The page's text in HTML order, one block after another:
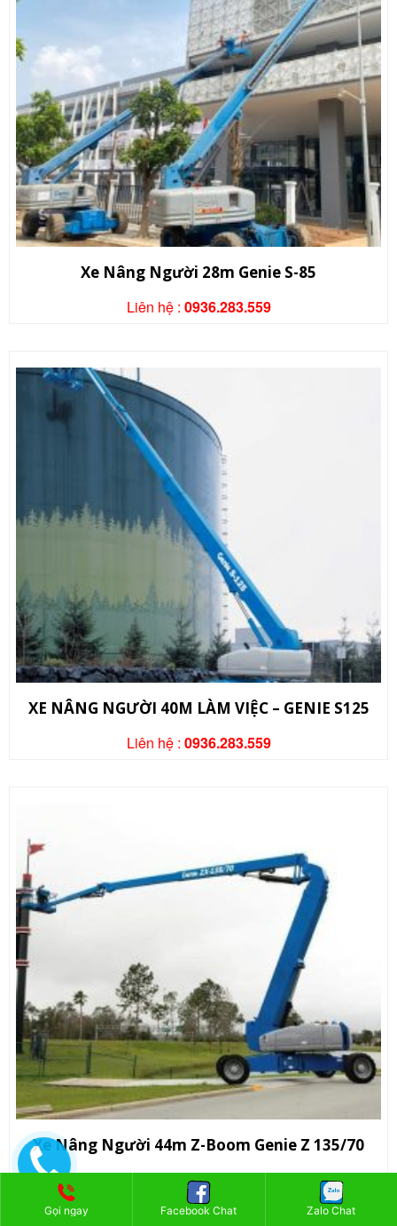
Xe Nâng Người 28m Genie S-85
Liên hệ : 0936.283.559
XE NÂNG NGƯỜI 40M LÀM VIỆC – GENIE S125
Liên hệ : 0936.283.559
Xe Nâng Người 44m Z-Boom Genie Z 135/70
Liên hệ :0936.283.559
Gọi ngay Facebook Chat Zalo Chat